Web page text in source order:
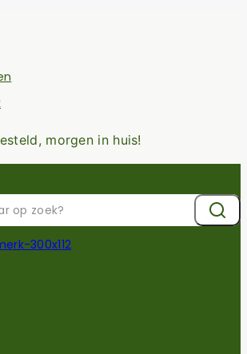
morgen in huis!